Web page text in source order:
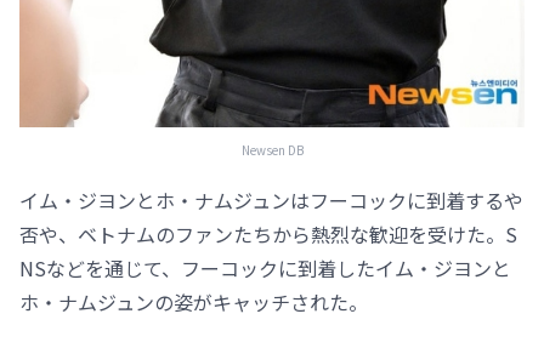
Newsen DB
イム・ジヨンとホ・ナムジュンはフーコックに到着するや
否や、ベトナムのファンたちから熱烈な歓迎を受けた。S
NSなどを通じて、フーコックに到着したイム・ジヨンと
ホ・ナムジュンの姿がキャッチされた。